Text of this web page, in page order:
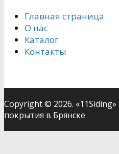
Главная страница
О нас
Каталог
Контакты
Copyright © 2026.
покрытия в Брянске